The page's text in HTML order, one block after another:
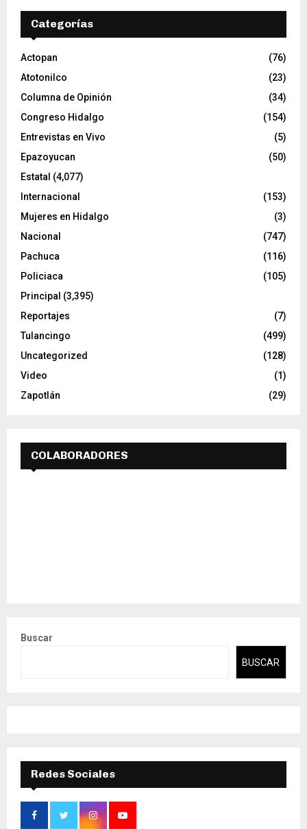
v
e
o
Categorías
Actopan
(76)
Atotonilco
(23)
Columna de Opinión
(34)
Congreso Hidalgo
(154)
Entrevistas en Vivo
(5)
Epazoyucan
(50)
Estatal (4,077)
Internacional
(153)
Mujeres en Hidalgo
(3)
Nacional
(747)
Pachuca
(116)
Policiaca
(105)
Principal (3,395)
Reportajes
(7)
Tulancingo
(499)
Uncategorized
(128)
Video
(1)
Zapotlán
(29)
COLABORADORES
Buscar
BUSCAR
Redes Sociales